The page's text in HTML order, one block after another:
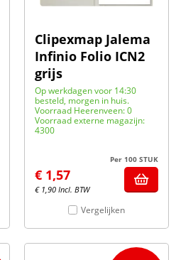
Clipexmap Jalema
Infinio Folio ICN2
grijs
Op werkdagen voor 14:30
besteld, morgen in huis.
Voorraad Heerenveen: 0
Voorraad externe magazijn:
4300
Per 100 STUK
€ 1,57
€ 1,90 Incl. BTW
Vergelijken